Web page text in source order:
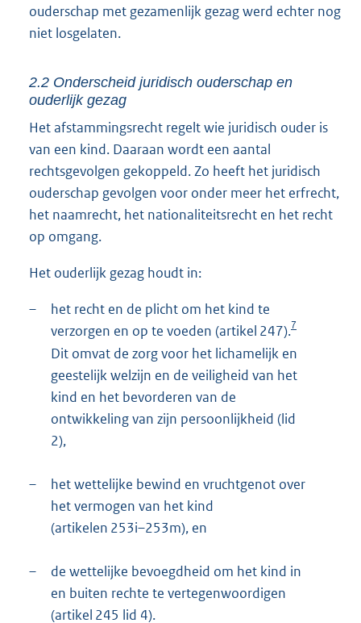
ouderschap met gezamenlijk gezag werd echter nog
niet losgelaten.
2.2 Onderscheid juridisch ouderschap en
ouderlijk gezag
Het afstammingsrecht regelt wie juridisch ouder is
van een kind. Daaraan wordt een aantal
rechtsgevolgen gekoppeld. Zo heeft het juridisch
ouderschap gevolgen voor onder meer het erfrecht,
het naamrecht, het nationaliteitsrecht en het recht
op omgang.
Het ouderlijk gezag houdt in:
–
het recht en de plicht om het kind te
verzorgen en op te voeden (artikel 247).7
Dit omvat de zorg voor het lichamelijk en
geestelijk welzijn en de veiligheid van het
kind en het bevorderen van de
ontwikkeling van zijn persoonlijkheid (lid
2),
–
het wettelijke bewind en vruchtgenot over
het vermogen van het kind
(artikelen 253i–253m), en
–
de wettelijke bevoegdheid om het kind in
en buiten rechte te vertegenwoordigen
(artikel 245 lid 4).